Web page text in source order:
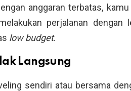
anggaran terbatas,
perjalanan dengan
low budget.
Langsung
sendiri atau bersama